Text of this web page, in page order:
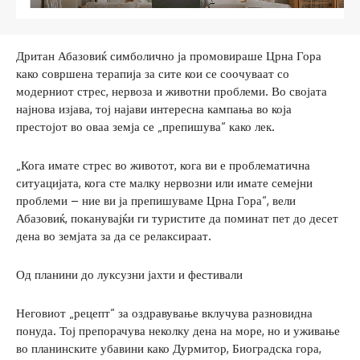
Дритан Абазовиќ симболично ја промовираше Црна Гора
како совршена терапија за сите кои се соочуваат со
модерниот стрес, нервоза и животни проблеми. Во својата
најнова изјава, тој најави интересна кампања во која
престојот во оваа земја се „препишува“ како лек.
„Кога имате стрес во животот, кога ви е проблематична
ситуацијата, кога сте малку нервозни или имате семејни
проблеми – ние ви ја препишуваме Црна Гора“, вели
Абазовиќ, поканувајќи ги туристите да поминат пет до десет
дена во земјата за да се релаксираат.
Од планини до луксузни јахти и фестивали
Неговиот „рецепт“ за оздравување вклучува разновидна
понуда. Тој препорачува неколку дена на море, но и уживање
во планинските убавини како Дурмитор, Биоградска гора,